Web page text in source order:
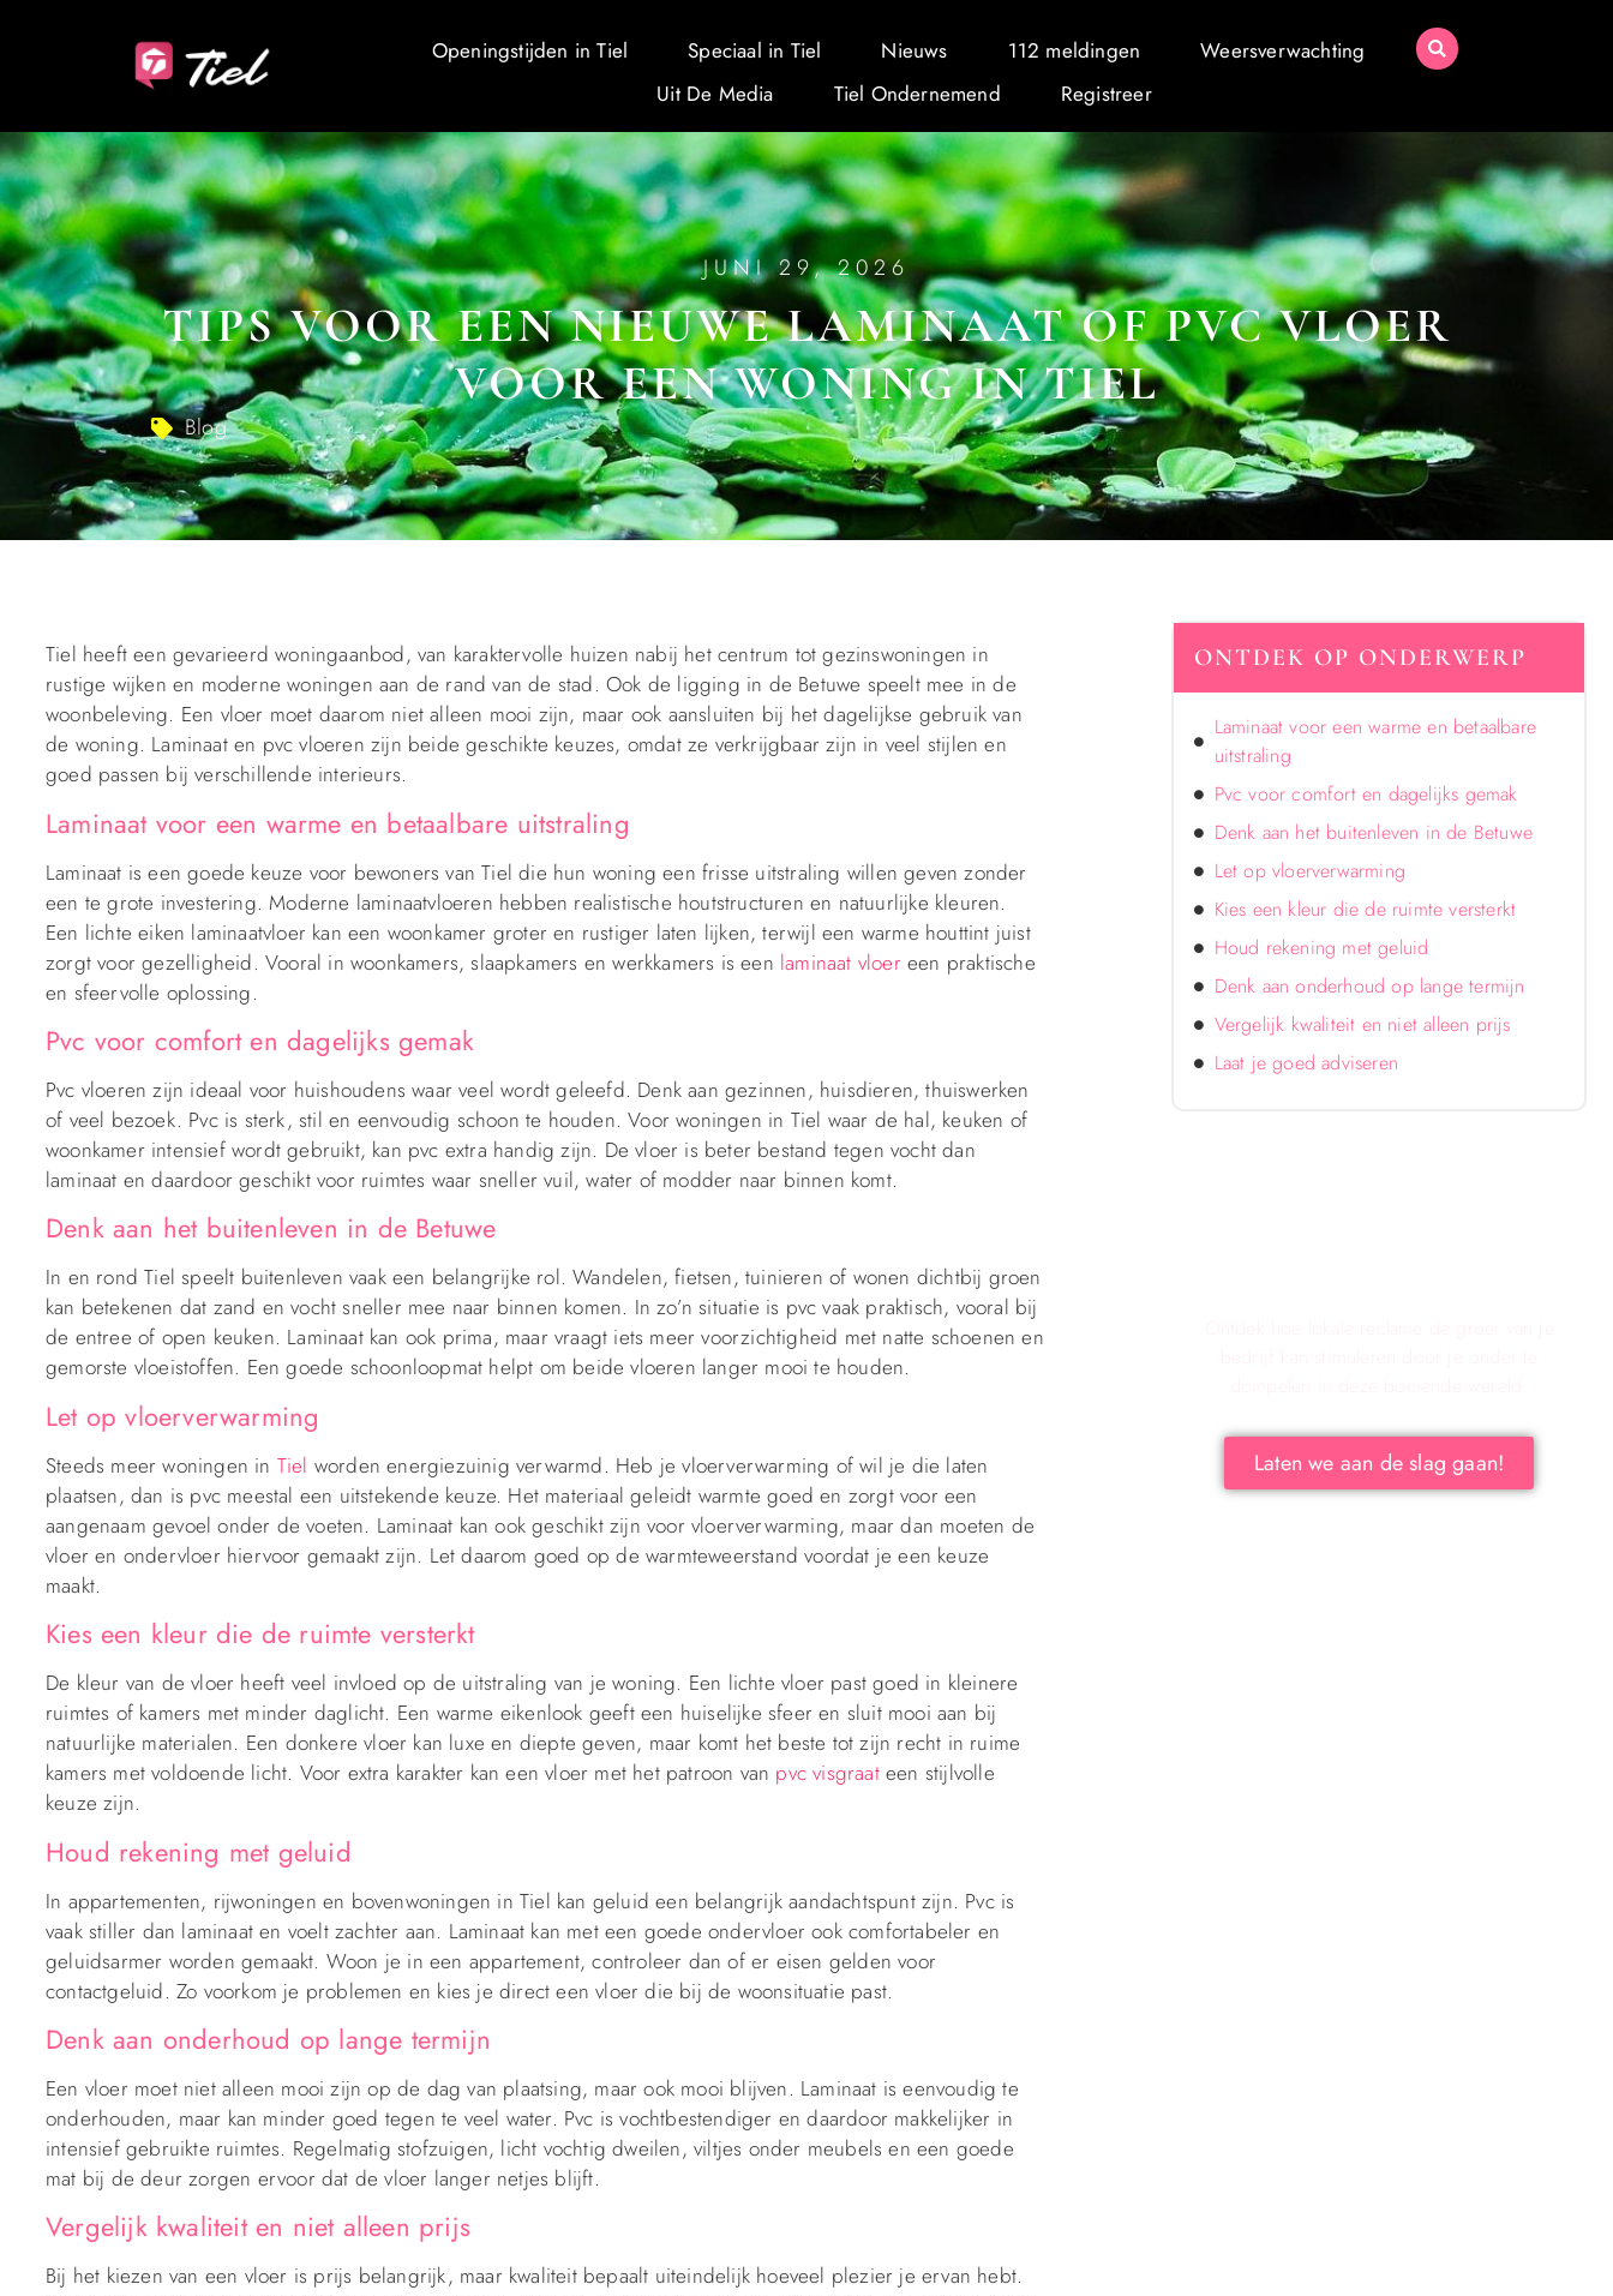
Openingstijden in Tiel Speciaal in Tiel Nieuws 112 meldingen
Weersverwachting
Uit De Media
Tiel Ondernemend Registreer
JUNI 29, 2026
TIPS VOOR EEN NIEUWE LAMINAAT OF PVC VLOER
VOOR EEN WONING IN TIEL
Blog
Tiel heeft een gevarieerd woningaanbod, van karaktervolle huizen nabij het centrum tot gezinswoningen in
rustige wijken en moderne woningen aan de rand van de stad. Ook de ligging in de Betuwe speelt mee in de
woonbeleving. Een vloer moet daarom niet alleen mooi zijn, maar ook aansluiten bij het dagelijkse gebruik van
de woning. Laminaat en pvc vloeren zijn beide geschikte keuzes, omdat ze verkrijgbaar zijn in veel stijlen en
goed passen bij verschillende interieurs.
Laminaat voor een warme en betaalbare uitstraling
Laminaat is een goede keuze voor bewoners van Tiel die hun woning een frisse uitstraling willen geven zonder
een te grote investering. Moderne laminaatvloeren hebben realistische houtstructuren en natuurlijke kleuren.
Een lichte eiken laminaatvloer kan een woonkamer groter en rustiger laten lijken, terwijl een warme houttint juist
zorgt voor gezelligheid. Vooral in woonkamers, slaapkamers en werkkamers is een laminaat vloereen praktische
en sfeervolle oplossing.
Pvc voor comfort en dagelijks gemak
Pvc vloeren zijn ideaal voor huishoudens waar veel wordt geleefd. Denk aan gezinnen, huisdieren, thuiswerken
of veel bezoek. Pvc is sterk, stil en eenvoudig schoon te houden. Voor woningen in Tiel waar de hal, keuken of
woonkamer intensief wordt gebruikt, kan pvc extra handig zijn. De vloer is beter bestand tegen vocht dan
laminaat en daardoor geschikt voor ruimtes waar sneller vuil, water of modder naar binnen komt.
Denk aan het buitenleven in de Betuwe
In en rond Tiel speelt buitenleven vaak een belangrijke rol. Wandelen, fietsen, tuinieren of wonen dichtbij groen
kan betekenen dat zand en vocht sneller mee naar binnen komen. In zo’n situatie is pvc vaak praktisch, vooral bij
de entree of open keuken. Laminaat kan ook prima, maar vraagt iets meer voorzichtigheid met natte schoenen en
gemorste vloeistoffen. Een goede schoonloopmat helpt om beide vloeren langer mooi te houden.
Let op vloerverwarming
Steeds meer woningen in Tiel worden energiezuinig verwarmd. Heb je vloerverwarming of wil je die laten
plaatsen, dan is pvc meestal een uitstekende keuze. Het materiaal geleidt warmte goed en zorgt voor een
aangenaam gevoel onder de voeten. Laminaat kan ook geschikt zijn voor vloerverwarming, maar dan moeten de
vloer en ondervloer hiervoor gemaakt zijn. Let daarom goed op de warmteweerstand voordat je een keuze
maakt.
Kies een kleur die de ruimte versterkt
De kleur van de vloer heeft veel invloed op de uitstraling van je woning. Een lichte vloer past goed in kleinere
ruimtes of kamers met minder daglicht. Een warme eikenlook geeft een huiselijke sfeer en sluit mooi aan bij
natuurlijke materialen. Een donkere vloer kan luxe en diepte geven, maar komt het beste tot zijn recht in ruime
kamers met voldoende licht. Voor extra karakter kan een vloer met het patroon van pvc visgraateen stijlvolle
keuze zijn.
Houd rekening met geluid
In appartementen, rijwoningen en bovenwoningen in Tiel kan geluid een belangrijk aandachtspunt zijn. Pvc is
vaak stiller dan laminaat en voelt zachter aan. Laminaat kan met een goede ondervloer ook comfortabeler en
geluidsarmer worden gemaakt. Woon je in een appartement, controleer dan of er eisen gelden voor
contactgeluid. Zo voorkom je problemen en kies je direct een vloer die bij de woonsituatie past.
Denk aan onderhoud op lange termijn
Een vloer moet niet alleen mooi zijn op de dag van plaatsing, maar ook mooi blijven. Laminaat is eenvoudig te
onderhouden, maar kan minder goed tegen te veel water. Pvc is vochtbestendiger en daardoor makkelijker in
intensief gebruikte ruimtes. Regelmatig stofzuigen, licht vochtig dweilen, viltjes onder meubels en een goede
mat bij de deur zorgen ervoor dat de vloer langer netjes blijft.
Vergelijk kwaliteit en niet alleen prijs
Bij het kiezen van een vloer is prijs belangrijk, maar kwaliteit bepaalt uiteindelijk hoeveel plezier je ervan hebt.
ONTDEK OP ONDERWERP
Laminaat voor een warme en betaalbare
uitstraling
Pvc voor comfort en dagelijks gemak
Denk aan het buitenleven in de Betuwe
Let op vloerverwarming
Kies een kleur die de ruimte versterkt
Houd rekening met geluid
Denk aan onderhoud op lange termijn
Vergelijk kwaliteit en niet alleen prijs
Laat je goed adviseren
Laten we aan de slag gaan!